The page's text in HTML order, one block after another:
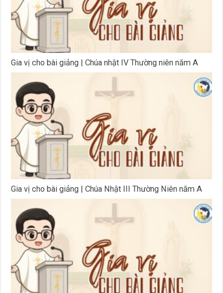
Gia vị cho bài giảng | Chúa nhật IV Thường niên năm A
Gia vị cho bài giảng | Chúa Nhật III Thường Niên năm A